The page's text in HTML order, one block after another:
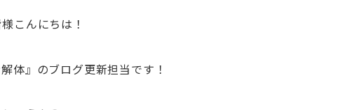
こんにちは！
体』のブログ更新担当です！